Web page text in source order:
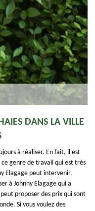
DANS LA VILLE
à réaliser. En fait, il est
genre de travail qui est très
Elagage peut intervenir.
à Johnny Elagage qui a
proposer des prix qui sont
Si vous voulez des